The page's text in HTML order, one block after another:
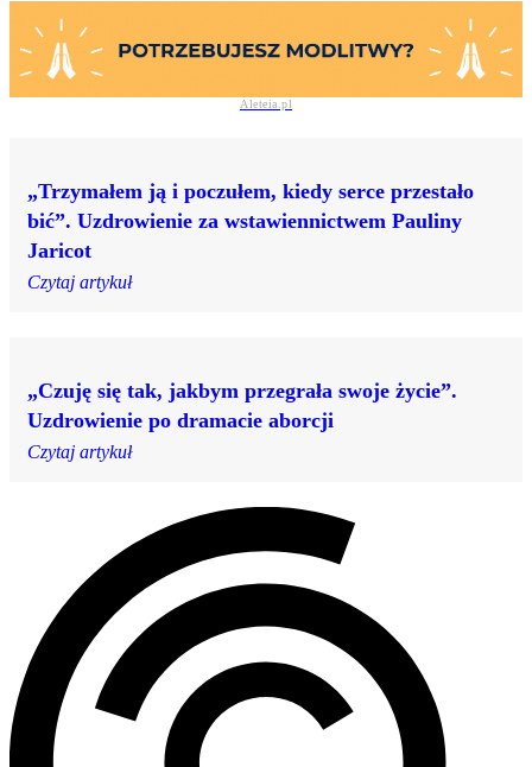
Aleteia.pl
„Trzymałem ją i poczułem, kiedy serce przestało
bić”. Uzdrowienie za wstawiennictwem Pauliny
Jaricot
Czytaj artykuł
„Czuję się tak, jakbym przegrała swoje życie”.
Uzdrowienie po dramacie aborcji
Czytaj artykuł